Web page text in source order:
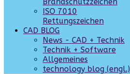
ISO 7010
Rettungszeichen
CAD BLOG
News - CAD + Technik
Technik + Software
Allgemeines
technology blog (engl.)